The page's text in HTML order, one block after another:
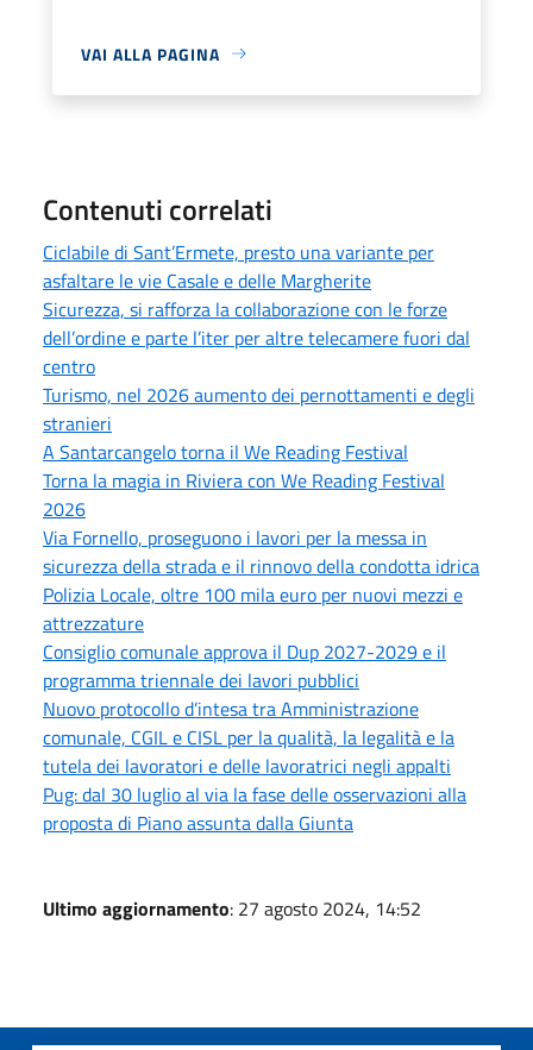
VAI ALLA PAGINA
Contenuti correlati
Ciclabile di Sant’Ermete, presto una variante per
asfaltare le vie Casale e delle Margherite
Sicurezza, si rafforza la collaborazione con le forze
dell’ordine e parte l’iter per altre telecamere fuori dal
centro
Turismo, nel 2026 aumento dei pernottamenti e degli
stranieri
A Santarcangelo torna il We Reading Festival
Torna la magia in Riviera con We Reading Festival
2026
Via Fornello, proseguono i lavori per la messa in
sicurezza della strada e il rinnovo della condotta idrica
Polizia Locale, oltre 100 mila euro per nuovi mezzi e
attrezzature
Consiglio comunale approva il Dup 2027-2029 e il
programma triennale dei lavori pubblici
Nuovo protocollo d’intesa tra Amministrazione
comunale, CGIL e CISL per la qualità, la legalità e la
tutela dei lavoratori e delle lavoratrici negli appalti
Pug: dal 30 luglio al via la fase delle osservazioni alla
proposta di Piano assunta dalla Giunta
Ultimo aggiornamento: 27 agosto 2024, 14:52